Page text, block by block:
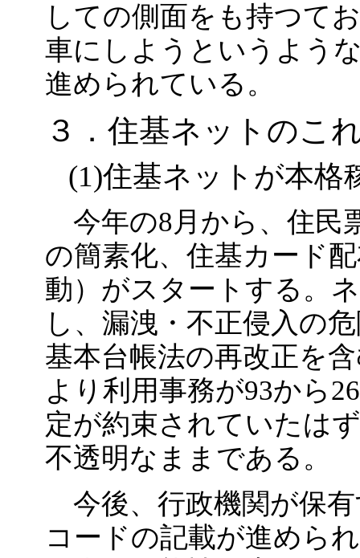
しての側面をも持つて
車にしようというよう
進められている。
３．住基ネットのこ
(1)住基ネットが本格
今年の8月から、住民
の簡素化、住基カード
動）がスタートする。
し、漏洩・不正侵入の
基本台帳法の再改正を
より利用事務が93から
定が約束されていたは
不透明なままである。
今後、行政機関が保
コードの記載が進めら